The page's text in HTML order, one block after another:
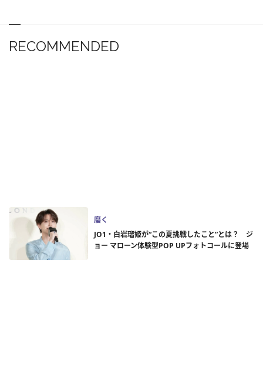
RECOMMENDED
磨く
JO1・白岩瑠姫が“この夏挑戦したこと”とは？ ジ
ョー マローン体験型POP UPフォトコールに登場